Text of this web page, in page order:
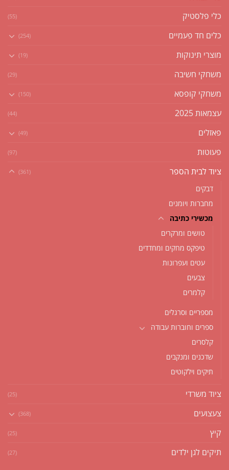
כלי פלסטיק (55)
כלים חד פעמיים (254)
מוצרי תינוקות (19)
משחקי חשיבה (29)
משחקי קופסא (150)
עצמאות 2025 (44)
פאזלים (49)
פעוטות (97)
ציוד לבית הספר (361)
דבקים
מחברות ויומנים
מכשירי כתיבה
טושים ומרקרים
טיפקס מחקים ומחדדים
עטים ועפרונות
צבעים
קלמרים
מספריים וסרגלים
ספרים וחוברות עבודה
קלסרים
שדכנים ומנקבים
תיקים וילקוטים
ציוד משרדי (25)
צעצועים (368)
קיץ (25)
תיקים לגן ילדים (27)